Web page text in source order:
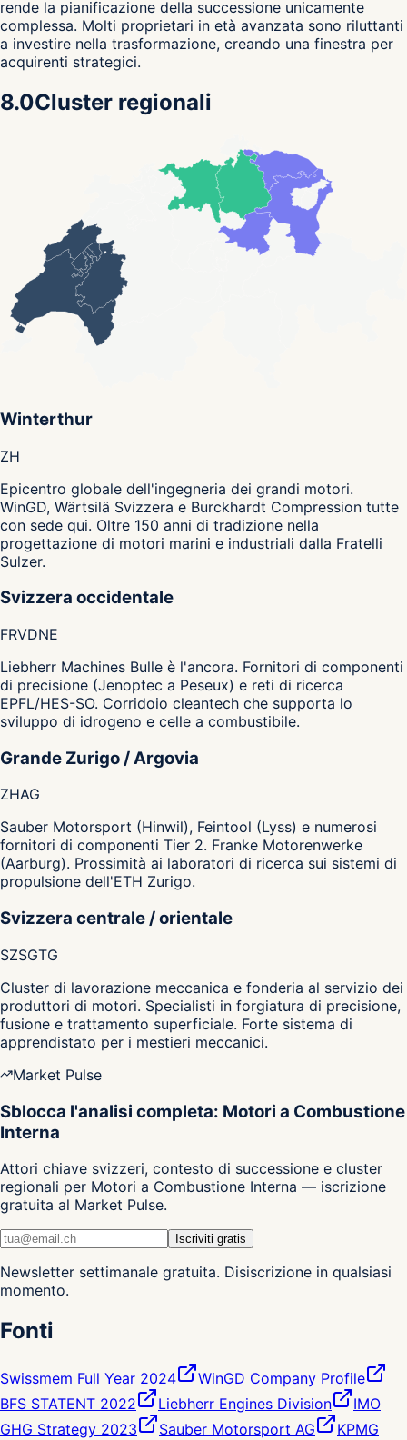
rende la pianificazione della successione unicamente
complessa. Molti proprietari in età avanzata sono riluttanti
a investire nella trasformazione, creando una finestra per
acquirenti strategici.
8.0Cluster regionali
Winterthur
ZH
Epicentro globale dell'ingegneria dei grandi motori.
WinGD, Wärtsilä Svizzera e Burckhardt Compression tutte
con sede qui. Oltre 150 anni di tradizione nella
progettazione di motori marini e industriali dalla Fratelli
Sulzer.
Svizzera occidentale
FRVDNE
Liebherr Machines Bulle è l'ancora. Fornitori di componenti
di precisione (Jenoptec a Peseux) e reti di ricerca
EPFL/HES-SO. Corridoio cleantech che supporta lo
sviluppo di idrogeno e celle a combustibile.
Grande Zurigo / Argovia
ZHAG
Sauber Motorsport (Hinwil), Feintool (Lyss) e numerosi
fornitori di componenti Tier 2. Franke Motorenwerke
(Aarburg). Prossimità ai laboratori di ricerca sui sistemi di
propulsione dell'ETH Zurigo.
Svizzera centrale / orientale
SZSGTG
Cluster di lavorazione meccanica e fonderia al servizio dei
produttori di motori. Specialisti in forgiatura di precisione,
fusione e trattamento superficiale. Forte sistema di
apprendistato per i mestieri meccanici.
Market Pulse
Sblocca l'analisi completa: Motori a Combustione
Interna
Attori chiave svizzeri, contesto di successione e cluster
regionali per Motori a Combustione Interna — iscrizione
gratuita al Market Pulse.
Iscriviti gratis
Newsletter settimanale gratuita. Disiscrizione in qualsiasi
momento.
Fonti
Swissmem Full Year 2024
WinGD Company Profile
BFS STATENT 2022
Liebherr Engines Division
IMO
GHG Strategy 2023
Sauber Motorsport AG
KPMG